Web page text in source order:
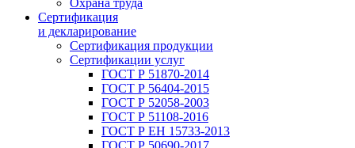
Охрана труда
Сертификация
и декларирование
Сертификация продукции
Сертификации услуг
ГОСТ Р 51870-2014
ГОСТ Р 56404-2015
ГОСТ Р 52058-2003
ГОСТ Р 51108-2016
ГОСТ Р ЕН 15733-2013
ГОСТ Р 50690-2017